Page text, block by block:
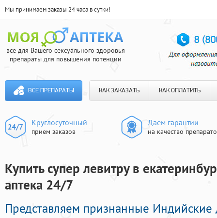
Мы принимаем заказы 24 часа в сутки!
все для Вашего сексуального здоровья
препараты для повышения потенции
ВСЕ ПРЕПАРАТЫ КАК ЗАКАЗАТЬ КАК ОПЛАТИТЬ
Круглосуточный
прием заказов
Даем гарантии
на качество
Купить супер левитру в
аптека 24/7
Представляем признанные